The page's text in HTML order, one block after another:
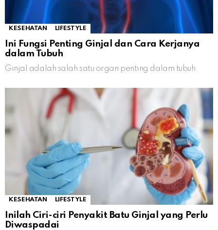
KESEHATAN LIFESTYLE
Ini Fungsi Penting Ginjal dan Cara Kerjanya
dalam Tubuh
Ginjal adalah salah satu organ penting dalam tubuh
KESEHATAN LIFESTYLE
Inilah Ciri-ciri Penyakit Batu Ginjal yang Perlu
Diwaspadai